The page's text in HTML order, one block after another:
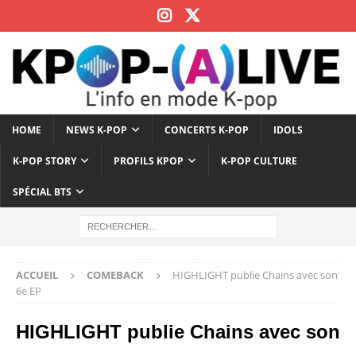
HOME NEWS K-POP CONCERTS K-POP IDOLS
K-POP STORY PROFILS KPOP K-POP CULTURE
SPÉCIAL BTS
ACCUEIL COMEBACK
HIGHLIGHT publie Chains avec son
6e EP
HIGHLIGHT publie Chains avec son